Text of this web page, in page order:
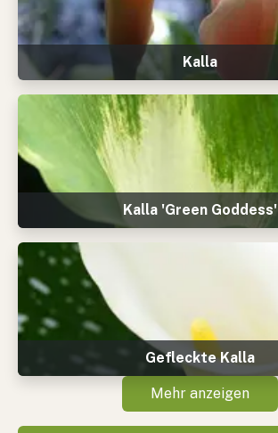
Kalla
Kalla 'Green Goddess'
Gefleckte Kalla
Mehr anzeigen